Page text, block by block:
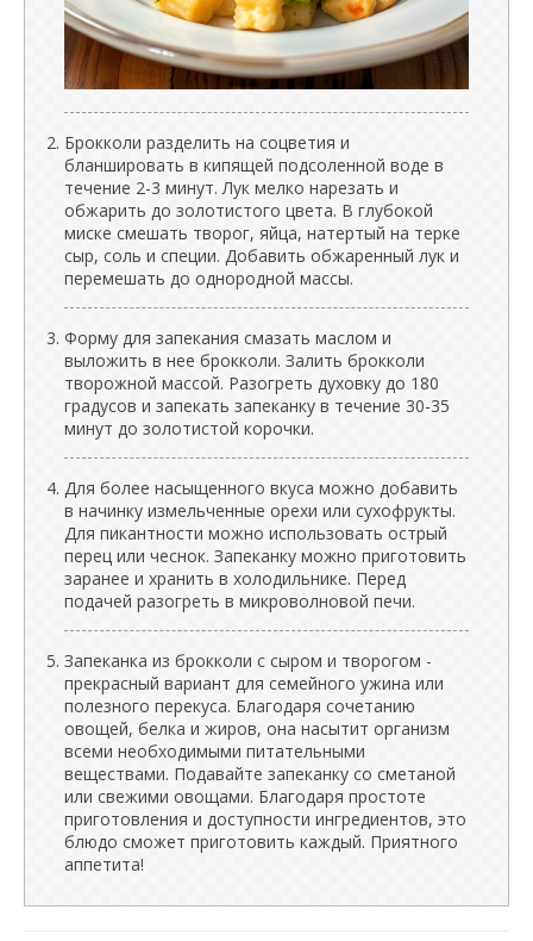
Брокколи разделить на соцветия и
бланшировать в кипящей подсоленной воде в
течение 2-3 минут. Лук мелко нарезать и
обжарить до золотистого цвета. В глубокой
миске смешать творог, яйца, натертый на терке
сыр, соль и специи. Добавить обжаренный лук и
перемешать до однородной массы.
Форму для запекания смазать маслом и
выложить в нее брокколи. Залить брокколи
творожной массой. Разогреть духовку до 180
градусов и запекать запеканку в течение 30-35
минут до золотистой корочки.
Для более насыщенного вкуса можно добавить
в начинку измельченные орехи или сухофрукты.
Для пикантности можно использовать острый
перец или чеснок. Запеканку можно приготовить
заранее и хранить в холодильнике. Перед
подачей разогреть в микроволновой печи.
Запеканка из брокколи с сыром и творогом -
прекрасный вариант для семейного ужина или
полезного перекуса. Благодаря сочетанию
овощей, белка и жиров, она насытит организм
всеми необходимыми питательными
веществами. Подавайте запеканку со сметаной
или свежими овощами. Благодаря простоте
приготовления и доступности ингредиентов, это
блюдо сможет приготовить каждый. Приятного
аппетита!